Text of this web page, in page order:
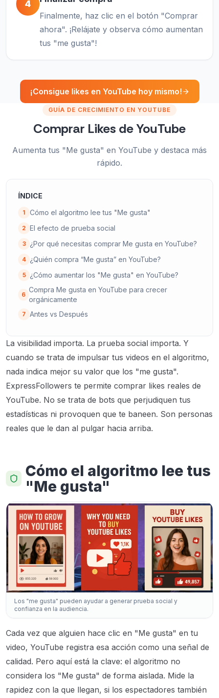
4
Finalmente, haz clic en el botón "Comprar
ahora". ¡Relájate y observa cómo aumentan
tus "me gusta"!
¡Consigue likes en YouTube hoy mismo!
GUÍA DE CRECIMIENTO EN YOUTUBE
Comprar Likes de YouTube
Aumenta tus "Me gusta" en YouTube y destaca más
rápido.
ÍNDICE
1 Cómo el algoritmo lee tus "Me gusta"
2 El efecto de prueba social
3 ¿Por qué necesitas comprar Me gusta en YouTube?
4 ¿Quién compra “Me gusta” en YouTube?
5 ¿Cómo aumentar los "Me gusta" en YouTube?
6
Compra Me gusta en YouTube para crecer
orgánicamente
7 Antes vs Después
La visibilidad importa. La prueba social importa. Y
cuando se trata de impulsar tus videos en el algoritmo,
nada indica mejor su valor que los "me gusta".
ExpressFollowers te permite comprar likes reales de
YouTube. No se trata de bots que perjudiquen tus
estadísticas ni provoquen que te baneen. Son personas
reales que le dan al pulgar hacia arriba.
Cómo el algoritmo lee tus
"Me gusta"
Los "me gusta" pueden ayudar a generar prueba social y
confianza en la audiencia.
Cada vez que alguien hace clic en "Me gusta" en tu
video, YouTube registra esa acción como una señal de
calidad. Pero aquí está la clave: el algoritmo no
considera los "Me gusta" de forma aislada. Mide la
rapidez con la que llegan, si los espectadores también